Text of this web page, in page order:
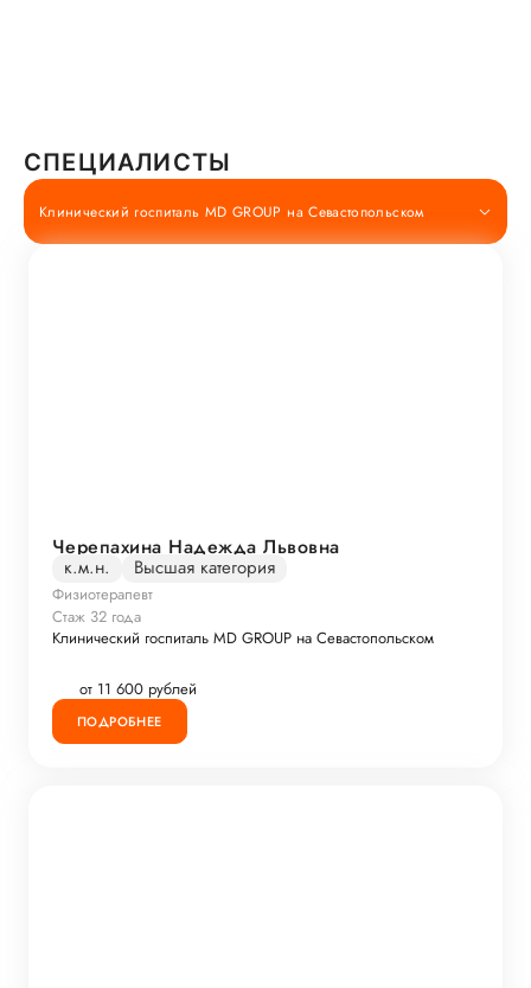
СПЕЦИАЛИСТЫ
Клинический госпиталь MD GROUP на Севастопольском
Черепахина Надежда Львовна
к.м.н. Высшая категория
Физиотерапевт
Стаж 32 года
Клинический госпиталь MD GROUP на Севастопольском
от 11 600 рублей
ПОДРОБНЕЕ